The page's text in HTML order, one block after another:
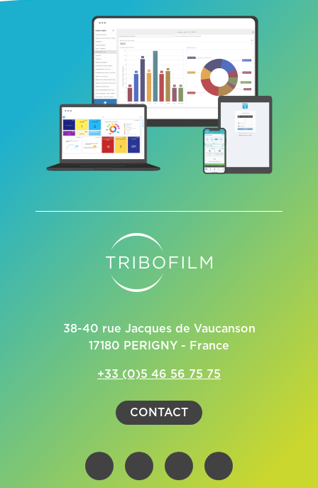
38-40 rue Jacques de Vaucanson
17180 PERIGNY - France
+33 (0)5 46 56 75 75
CONTACT